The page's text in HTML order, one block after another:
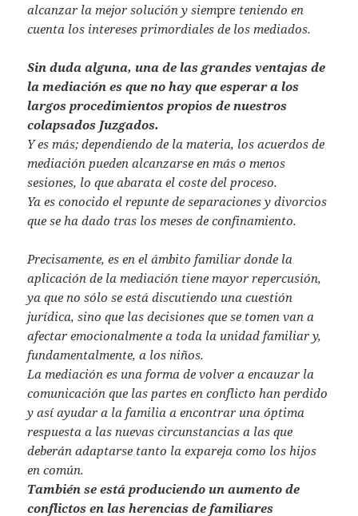
alcanzar la mejor solución y siempre teniendo en
cuenta los intereses primordiales de los mediados.
Sin duda alguna, una de las grandes ventajas de
la mediación es que no hay que esperar a los
largos procedimientos propios de nuestros
colapsados Juzgados.
Y es más; dependiendo de la materia, los acuerdos de
mediación pueden alcanzarse en más o menos
sesiones, lo que abarata el coste del proceso.
Ya es conocido el repunte de separaciones y divorcios
que se ha dado tras los meses de confinamiento.
Precisamente, es en el ámbito familiar donde la
aplicación de la mediación tiene mayor repercusión,
ya que no sólo se está discutiendo una cuestión
jurídica, sino que las decisiones que se tomen van a
afectar emocionalmente a toda la unidad familiar y,
fundamentalmente, a los niños.
La mediación es una forma de volver a encauzar la
comunicación que las partes en conflicto han perdido
y así ayudar a la familia a encontrar una óptima
respuesta a las nuevas circunstancias a las que
deberán adaptarse tanto la expareja como los hijos
en común.
También se está produciendo un aumento de
conflictos en las herencias de familiares